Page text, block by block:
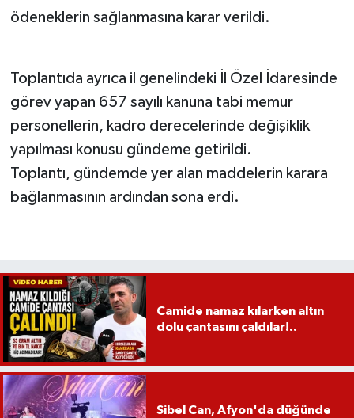
ödeneklerin sağlanmasına karar verildi.
Toplantıda ayrıca il genelindeki İl Özel İdaresinde
görev yapan 657 sayılı kanuna tabi memur
personellerin, kadro derecelerinde değişiklik
yapılması konusu gündeme getirildi.
Toplantı, gündemde yer alan maddelerin karara
bağlanmasının ardından sona erdi.
Camide namaz kılarken altın
dolu çantasını çaldılar!..
Sibel Can, Afyon'da düğünde